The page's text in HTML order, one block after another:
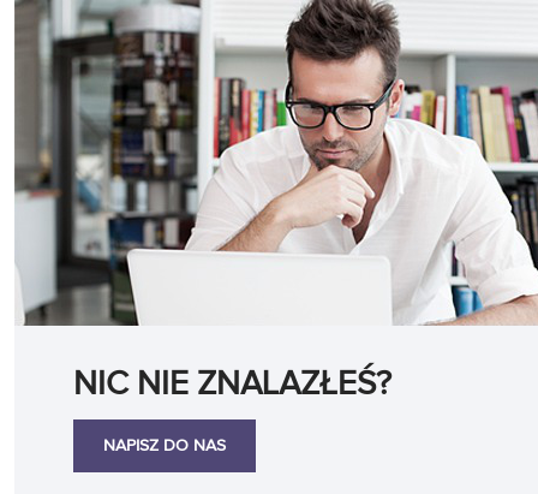
NIC NIE ZNALAZŁEŚ?
NAPISZ DO NAS